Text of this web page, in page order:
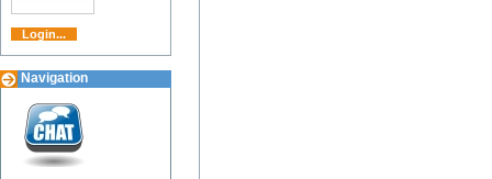
Navigation